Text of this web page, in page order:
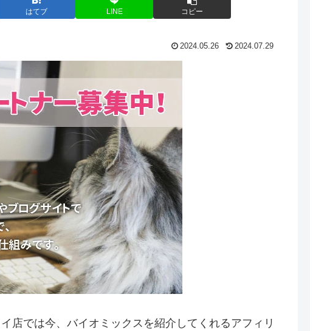
はてブ LINE コピー
2024.05.26 2024.07.29
店では今、バイオミックスを紹介してくれるアフィリ